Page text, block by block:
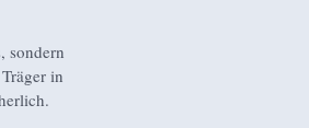
sondern
in